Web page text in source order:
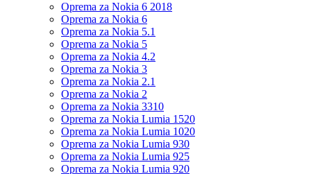
Oprema za Nokia 6 2018
Oprema za Nokia 6
Oprema za Nokia 5.1
Oprema za Nokia 5
Oprema za Nokia 4.2
Oprema za Nokia 3
Oprema za Nokia 2.1
Oprema za Nokia 2
Oprema za Nokia 3310
Oprema za Nokia Lumia 1520
Oprema za Nokia Lumia 1020
Oprema za Nokia Lumia 930
Oprema za Nokia Lumia 925
Oprema za Nokia Lumia 920